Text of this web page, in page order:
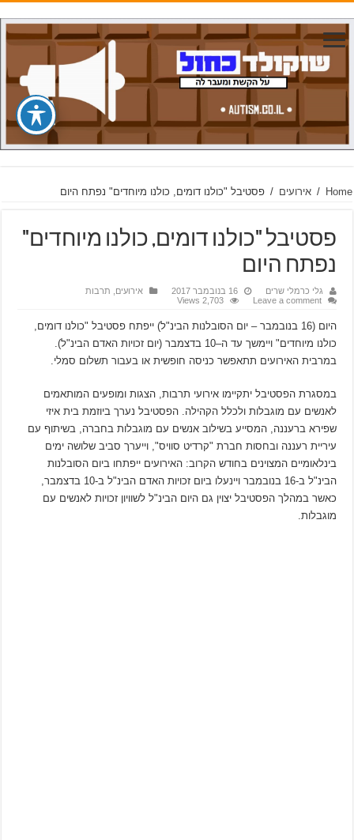
Home
/ אירועים / פסטיבל "כולנו דומים, כולנו מיוחדים" נפתח היום
פסטיבל "כולנו דומים, כולנו מיוחדים"
נפתח היום
גלי כרמלי שרים 16 בנובמבר 2017 אירועים
תרבות
Leave a comment
2,703 Views
היום (16 בנובמבר – יום הסובלנות הבינ"ל) ייפתח פסטיבל "כולנו דומים,
כולנו מיוחדים" ויימשך עד ה–10 בדצמבר (יום זכויות האדם הבינ"ל).
במרבית האירועים תתאפשר כניסה חופשית או בעבור תשלום סמלי.
במסגרת הפסטיבל יתקיימו אירועי תרבות, הצגות ומופעים המותאמים
לאנשים עם מוגבלות ולכלל הקהילה. הפסטיבל נערך ביוזמת בית איזי
שפירא ברעננה, המסייע בשילוב אנשים עם מוגבלות בחברה, בשיתוף עם
עיריית רעננה ובחסות חברת "קרדיט סוויס", וייערך סביב שלושה ימים
בינלאומיים המצוינים בחודש הקרוב: האירועים ייפתחו ביום הסובלנות
הבינ"ל ב-16 בנובמבר ויינעלו ביום זכויות האדם הבינ"ל ב-10 בדצמבר,
כאשר במהלך הפסטיבל יצוין גם היום הבינ"ל לשוויון זכויות לאנשים עם
מוגבלות.